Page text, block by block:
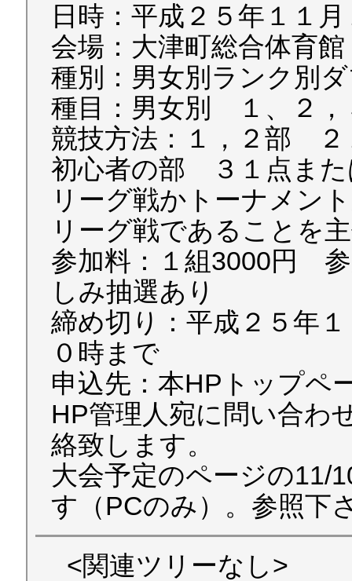
日時：平成２５年１１
会場：大津町総合体育館
種別：男女別ランク別
種目：男女別 １、２，
競技方法：１，２部 ２
初心者の部 ３１点また
リーグ戦かトーナメン
リーグ戦であることを
参加料：１組3000円
しみ抽選あり
締め切り：平成２５年
０時まで
申込先：本HPトップペ
HP管理人宛に問い合わ
絡致します。
大会予定のページの11/
す（PCのみ）。参照下
<関連ツリーなし>